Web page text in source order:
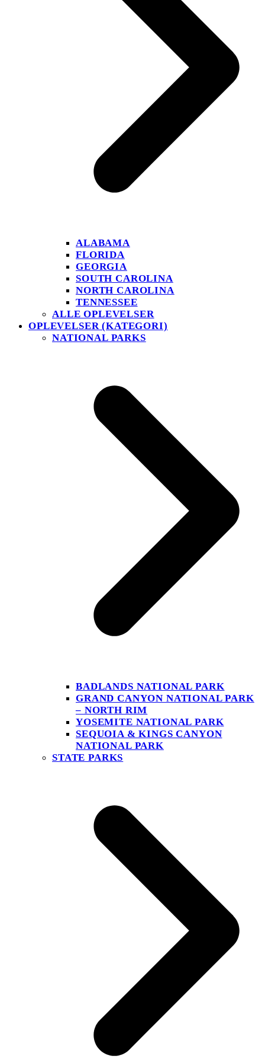
ALABAMA
FLORIDA
GEORGIA
SOUTH CAROLINA
NORTH CAROLINA
TENNESSEE
ALLE OPLEVELSER
OPLEVELSER (KATEGORI)
NATIONAL PARKS
BADLANDS NATIONAL PARK
GRAND CANYON NATIONAL PARK
– NORTH RIM
YOSEMITE NATIONAL PARK
SEQUOIA & KINGS CANYON
NATIONAL PARK
STATE PARKS